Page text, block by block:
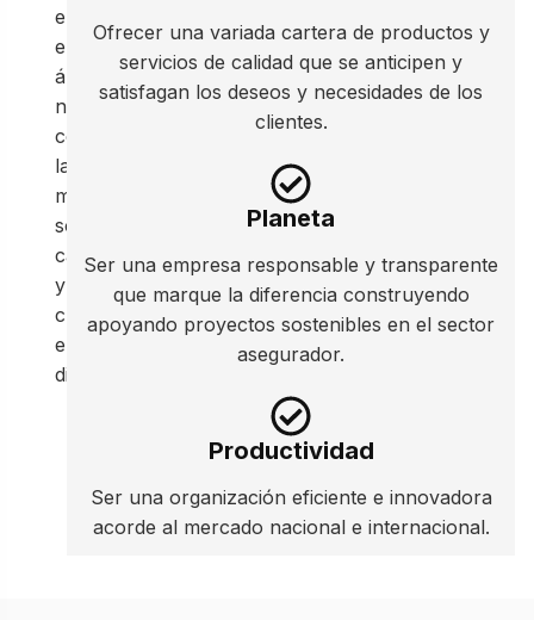
en
el
ámbito
nacional para
conseguir
la
máxima
sostenibilidad,
calidad
y
crecimiento
en
diferentes ámbitos.
Ofrecer una variada cartera de productos y
servicios de calidad que se anticipen y
satisfagan los deseos y necesidades de los
clientes.
Planeta
Ser una empresa responsable y transparente
que marque la diferencia construyendo
apoyando proyectos sostenibles en el sector
asegurador.
Productividad
Ser una organización eficiente e innovadora
acorde al mercado nacional e internacional.